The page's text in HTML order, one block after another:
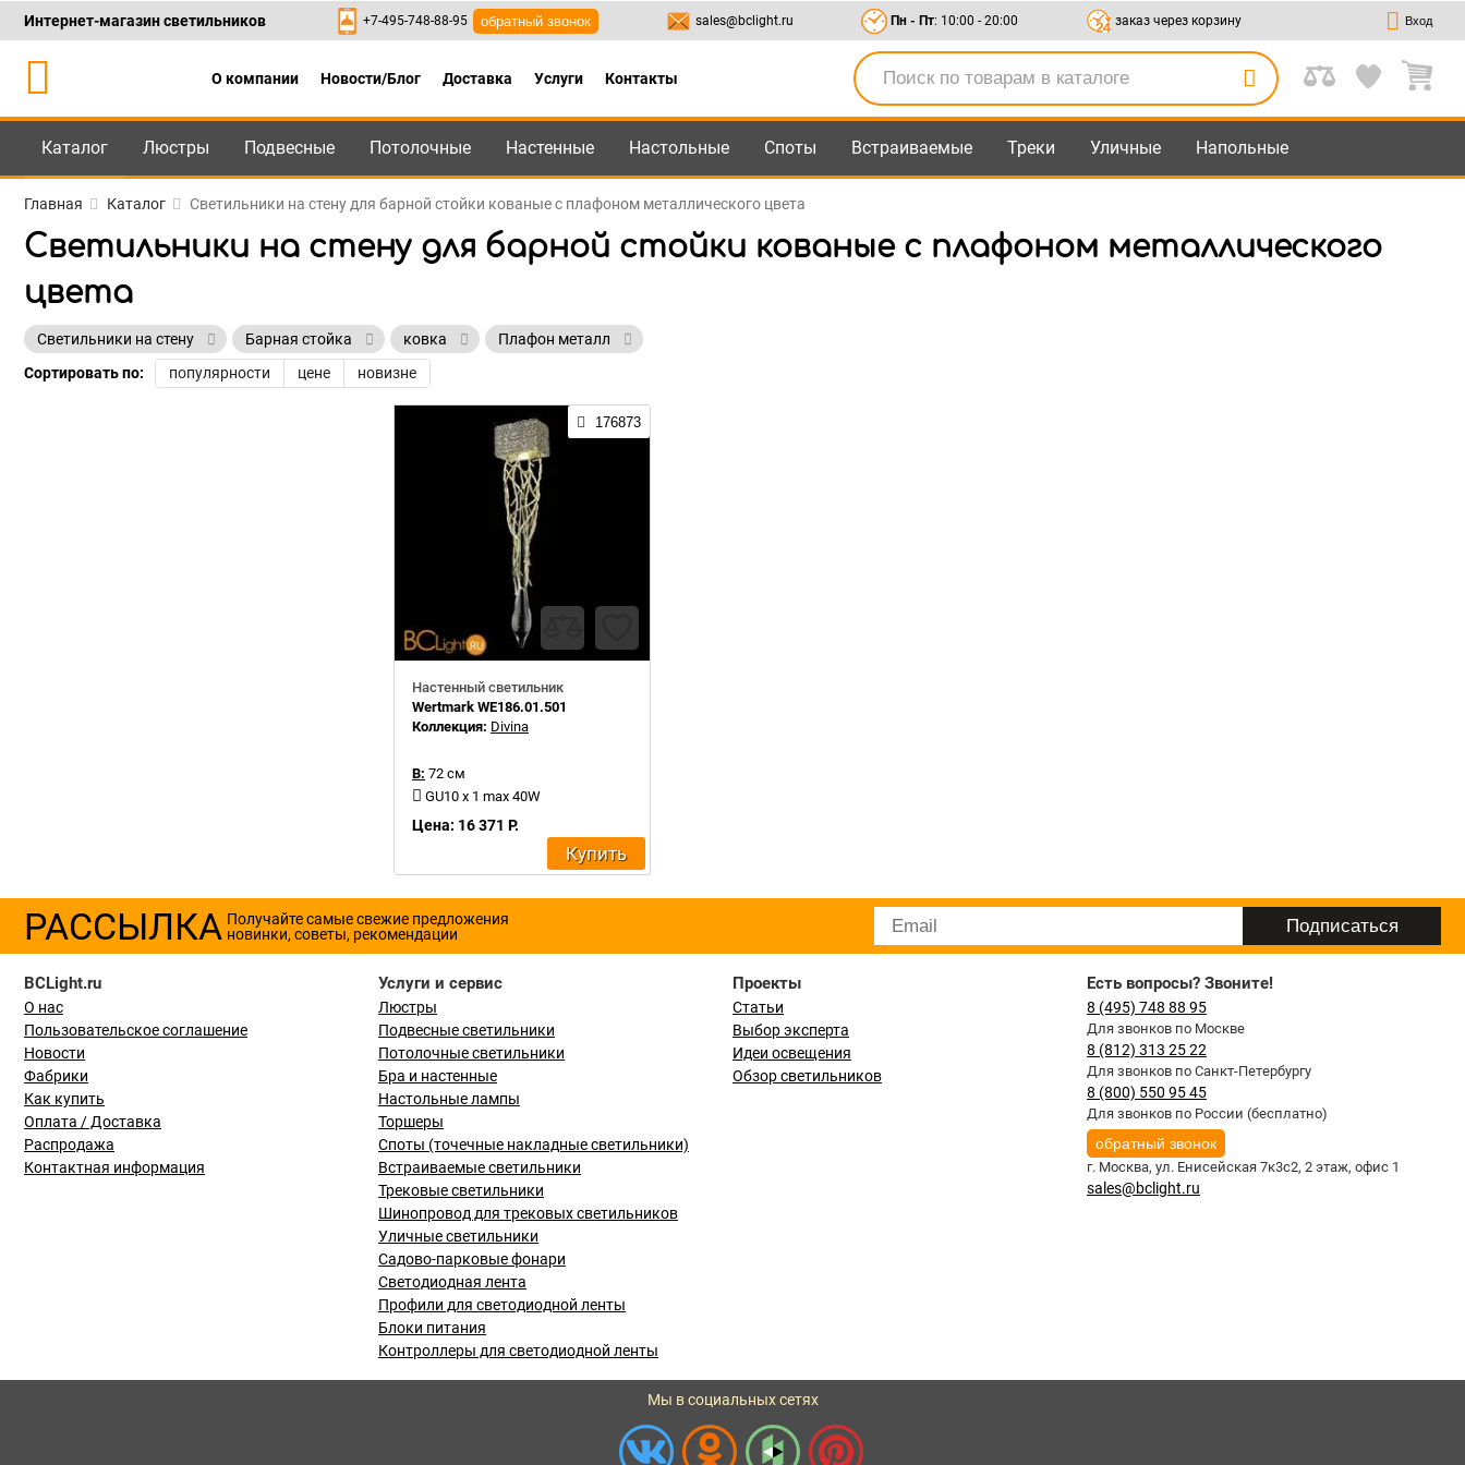
Каталог +7-495-748-88-95 ,8-800-550-95-45 sales@bclight.ru
Интернет-магазин светильников +7-495-748-88-95 обратный звонок sales@bclight.ru Пн - Пт: 10:00 - 20:00 заказ через корзину Вход
О компании Новости/Блог Доставка Услуги Контакты
Каталог Люстры Подвесные Потолочные Настенные Настольные Споты Встраиваемые Треки Уличные Напольные
Главная Каталог Светильники на стену для барной стойки кованые с плафоном металлического цвета
Светильники на стену для барной стойки кованые с плафоном металлического
цвета
Светильники на стену Барная стойка ковка
Плафон металл
Сортировать по:
популярности цене новизне
176873
Настенный светильник
Wertmark WE186.01.501
Коллекция: Divina
В: 72 см
GU10 x 1 max 40W
Цена: 16 371 Р.
Купить
РАССЫЛКА Получайте самые свежие предложения
новинки, советы, рекомендации
BCLight.ru
О нас
Пользовательское соглашение
Новости
Фабрики
Как купить
Оплата / Доставка
Распродажа
Контактная информация
Услуги и сервис
Люстры
Подвесные светильники
Потолочные светильники
Бра и настенные
Настольные лампы
Торшеры
Споты (точечные накладные светильники)
Встраиваемые светильники
Трековые светильники
Шинопровод для трековых светильников
Уличные светильники
Садово-парковые фонари
Светодиодная лента
Профили для светодиодной ленты
Блоки питания
Контроллеры для светодиодной ленты
Проекты
Статьи
Выбор эксперта
Идеи освещения
Обзор светильников
Есть вопросы? Звоните!
8 (495) 748 88 95
Для звонков по Москве
8 (812) 313 25 22
Для звонков по Санкт-Петербургу
8 (800) 550 95 45
Для звонков по России (бесплатно)
обратный звонок
г. Москва, ул. Енисейская 7к3с2, 2 этаж, офис 1
sales@bclight.ru
Мы в социальных сетях